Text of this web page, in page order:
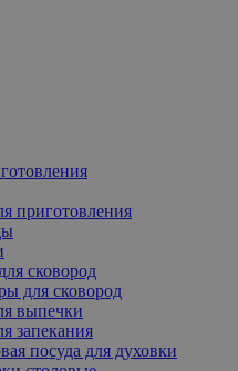
приготовления
сковород
для сковород
выпечки
запекания
посуда для духовки